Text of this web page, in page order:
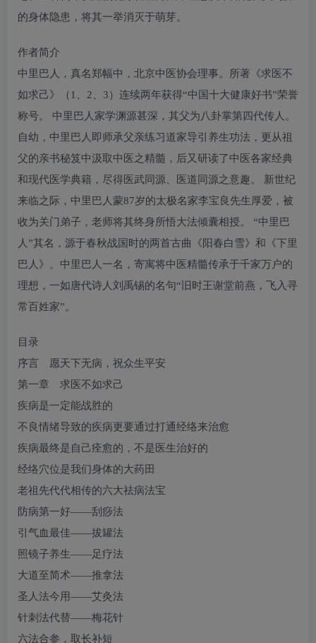
的身体隐患，将其一举消灭于萌芽。
作者简介
中里巴人，真名郑幅中，北京中医协会理事。所著《求医不
如求己》（1、2、3）连续两年获得“中国十大健康好书”荣誉
称号。 中里巴人家学渊源甚深，其父为八卦掌第四代传人。
自幼，中里巴人即师承父亲练习道家导引养生功法，更从祖
父的亲书秘笈中汲取中医之精髓，后又研读了中医各家经典
和现代医学典籍，尽得医武同源、医道同源之意趣。 新世纪
来临之际，中里巴人蒙87岁的太极名家李宝良先生厚爱，被
收为关门弟子，老师将其终身所悟大法倾囊相授。 “中里巴
人”其名，源于春秋战国时的两首古曲《阳春白雪》和《下里
巴人》。中里巴人一名，寄寓将中医精髓传承于千家万户的
理想，一如唐代诗人刘禹锡的名句“旧时王谢堂前燕，飞入寻
常百姓家”。
目录
序言 愿天下无病，祝众生平安
第一章 求医不如求己
疾病是一定能战胜的
不良情绪导致的疾病更要通过打通经络来治愈
疾病最终是自己痊愈的，不是医生治好的
经络穴位是我们身体的大药田
老祖先代代相传的六大祛病法宝
防病第一好——刮痧法
引气血最佳——拔罐法
照镜子养生——足疗法
大道至简术——推拿法
圣人法今用——艾灸法
针刺法代替——梅花针
六法合参，取长补短